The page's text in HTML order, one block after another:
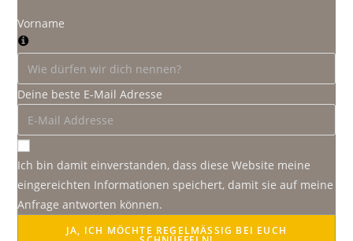
Vorname
Deine beste E-Mail Adresse
Ich bin damit einverstanden, dass diese Website meine
eingereichten Informationen speichert, damit sie auf meine
Anfrage antworten können.
JA, ICH MÖCHTE REGELMÄSSIG BEI EUCH S